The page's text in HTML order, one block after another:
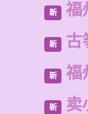
新 福
新 古
新 福
新 卖